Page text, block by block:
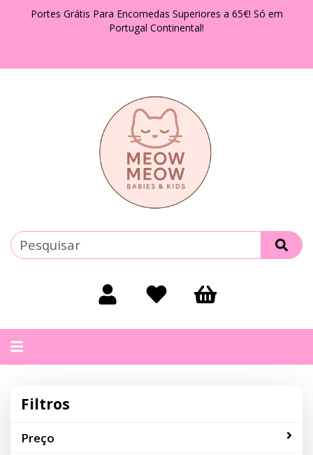
Portes Grátis Para Encomedas Superiores a 65€! Só em
Portugal Continental!
Alternar
Filtros
Preço